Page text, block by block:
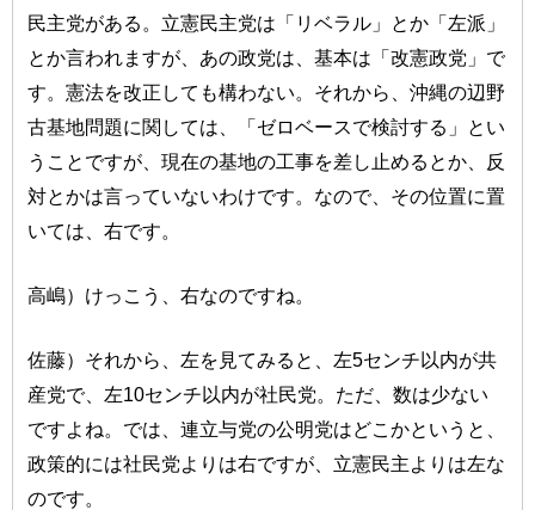
民主党がある。立憲民主党は「リベラル」とか「左派」
とか言われますが、あの政党は、基本は「改憲政党」で
す。憲法を改正しても構わない。それから、沖縄の辺野
古基地問題に関しては、「ゼロベースで検討する」とい
うことですが、現在の基地の工事を差し止めるとか、反
対とかは言っていないわけです。なので、その位置に置
いては、右です。
高嶋）けっこう、右なのですね。
佐藤）それから、左を見てみると、左5センチ以内が共
産党で、左10センチ以内が社民党。ただ、数は少ない
ですよね。では、連立与党の公明党はどこかというと、
政策的には社民党よりは右ですが、立憲民主よりは左な
のです。